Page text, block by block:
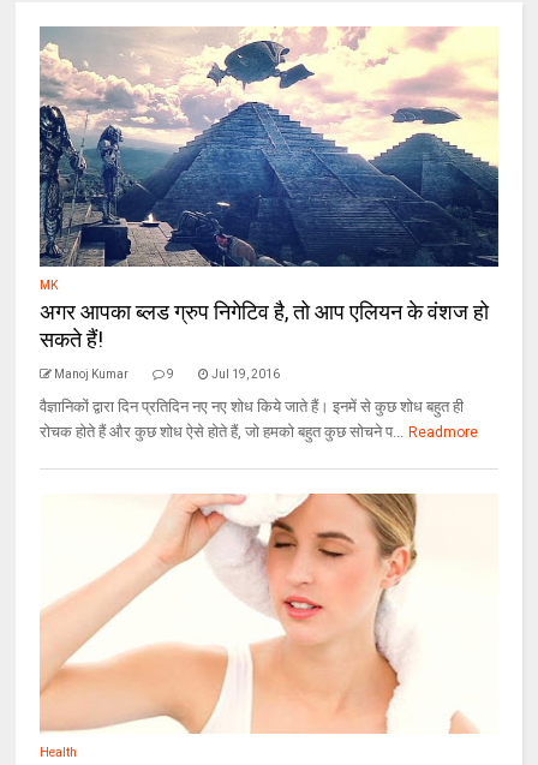
MK
अगर आपका ब्लड ग्रुप निगेटिव है, तो आप एलियन के वंशज हो
सकते हैं!
Manoj Kumar 9 Jul 19, 2016
वैज्ञानिकों द्वारा दिन प्रतिदिन नए नए शोध किये जाते हैं। इनमें से कुछ शोध बहुत ही
रोचक होते हैं और कुछ शोध ऐसे होते हैं, जो हमको बहुत कुछ सोचने प... Readmore
Health